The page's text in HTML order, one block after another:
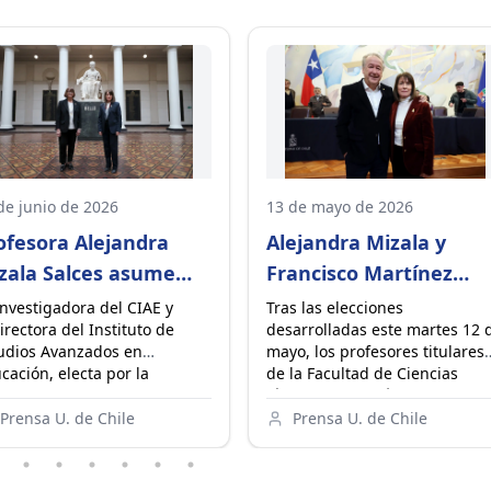
junio de 2026
Alejandra
Salces asume
Rectora de la
de Chile
del CIAE y
del Instituto de
Avanzados en
electa por la
el 2 de junio de
recibió la Medalla
la Rectora Rosa Devés,
Prensa U. de Chile
13 de mayo de 2026
Alejandra Mizala y
Francisco Martínez
pasan a segunda vuelta
del proceso
de Rectoría 2026-2030
Tras las elecciones
desarrolladas este martes 12
mayo, los profesores titulares
de la Facultad de Ciencias
Físicas y Matemáticas,
Alejandra Mizala y Francisco
Prensa U. de Chile